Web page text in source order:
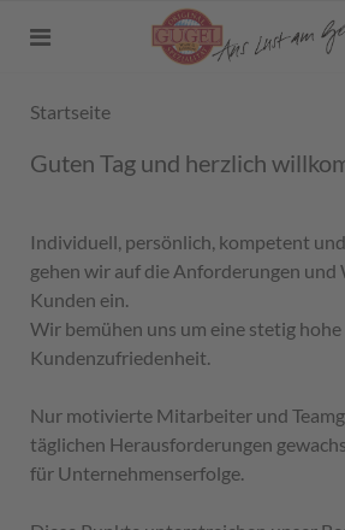
Startseite
Guten Tag und herzlich
Individuell, persönlich, kompetent
gehen wir auf die Anforderungen und
Kunden ein.
Wir bemühen uns um eine stetig hohe
Kundenzufriedenheit.
Nur motivierte Mitarbeiter und
täglichen Herausforderungen
für Unternehmenserfolge.